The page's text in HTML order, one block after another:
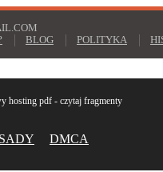
BLOG POLITYKA
hosting pdf - czytaj fragmenty
DMCA